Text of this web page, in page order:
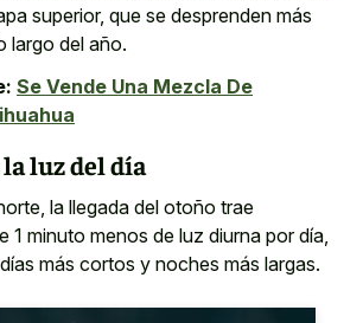
superior, que se desprenden más
largo del año.
Se Vende Una Mezcla De
luz del día
la llegada del otoño trae
1 minuto menos de luz diurna por día,
más cortos y noches más largas.